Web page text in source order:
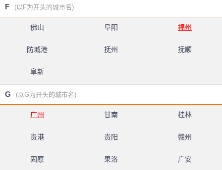
F (以F为开头的城市名)
佛山 阜阳 福州
防城港 抚州 抚顺
阜新
G (以G为开头的城市名)
广州 甘南 桂林
贵港 贵阳 赣州
固原 果洛 广安